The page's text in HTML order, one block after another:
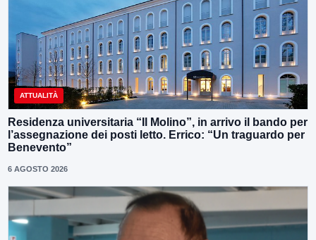
ATTUALITÀ
Residenza universitaria “Il Molino”, in arrivo il bando per
l’assegnazione dei posti letto. Errico: “Un traguardo per
Benevento”
6 AGOSTO 2026